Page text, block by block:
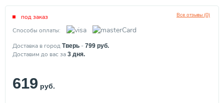
Все отзывы (0)
под заказ
Способы оплаты:
Доставка в город Тверь - 799 руб.
Доставим до вас за 3 дня.
619 руб.